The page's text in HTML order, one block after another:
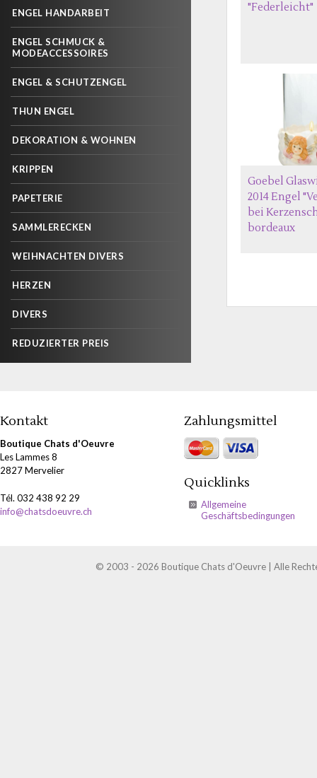
ENGEL HANDARBEIT
ENGEL SCHMUCK &
MODEACCESSOIRES
ENGEL & SCHUTZENGEL
THUN ENGEL
DEKORATION & WOHNEN
KRIPPEN
PAPETERIE
SAMMLERECKEN
WEIHNACHTEN DIVERS
HERZEN
DIVERS
REDUZIERTER PREIS
"Federleicht"
Goebel
2014 Engel
bei
bordeaux
Kontakt
Boutique Chats d'Oeuvre
Les Lammes 8
2827 Mervelier
Tél. 032 438 92 29
info@chatsdoeuvre.ch
Zahlungsmittel
Quicklinks
Allgemeine
Geschäftsbedingungen
© 2003 - 2026 Boutique Chats d'Oeuvre | Alle